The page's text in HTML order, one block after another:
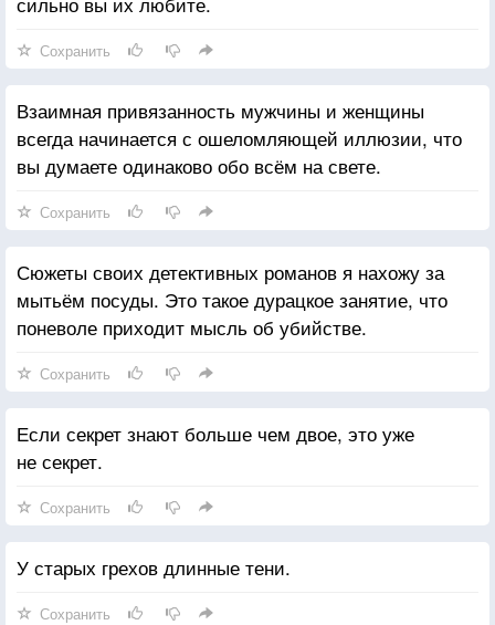
Сохранить
Взаимная привязанность мужчины и женщины
всегда начинается с ошеломляющей иллюзии, что
вы думаете одинаково обо всём на свете.
Сохранить
Сюжеты своих детективных романов я нахожу за
мытьём посуды. Это такое дурацкое занятие, что
поневоле приходит мысль об убийстве.
Сохранить
Если секрет знают больше чем двое, это уже
не секрет.
Сохранить
У старых грехов длинные тени.
Сохранить